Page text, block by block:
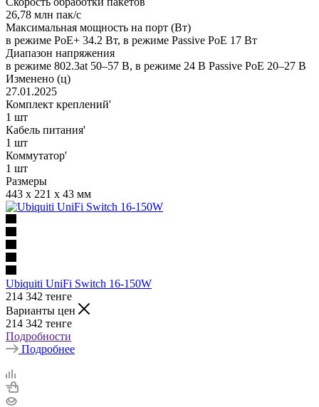
26,78 млн пак/с
Максимальная мощность на порт (Вт)
в режиме PoE+ 34.2 Вт, в режиме Passive PoE 17 Вт
Диапазон напряжения
в режиме 802.3at 50–57 В, в режиме 24 В Passive PoE 20–27 В
Изменено (ц)
27.01.2025
Комплект креплений'
1 шт
Кабель питания'
1 шт
Коммутатор'
1 шт
Размеры
443 x 221 x 43 мм
Ubiquiti UniFi Switch 16-150W
214 342 тенге
Варианты цен
214 342 тенге
Подробности
Подробнее